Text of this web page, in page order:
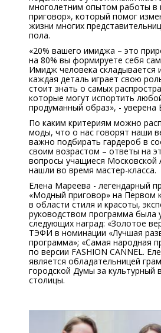
многолетним опытом работы в
приговор», который помог
жизни многих
пола.
«20% вашего имиджа – это
на 80% вы формируете себя
Имидж человека складывается
каждая деталь играет свою
стоит знать о самых
которые могут испортить
продуманный образ», - уверена
По каким критериям можно
моды, что о нас говорят наши
важно подбирать гардероб в
своим возрастом – ответы на
вопросы учащиеся
нашли во время мастер-класса.
Елена Мареева - легендарный
«Модный приговор» на Первом
в области стиля и красоты,
руководством программа была
следующих наград: «Золотое
ТЭФИ в номинации «Лучшая
программа»; «Самая народная
по версии FASHION CANNEL.
является обладательницей
городской Думы за культурный
столицы.